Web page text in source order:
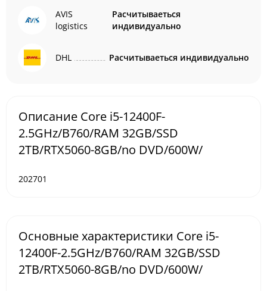
AVIS
logistics
Расчитываеться
индивидуально
DHL Расчитываеться индивидуально
Описание Core i5-12400F-
2.5GHz/B760/RAM 32GB/SSD
2TB/RTX5060-8GB/no DVD/600W/
202701
Основные характеристики Core i5-
12400F-2.5GHz/B760/RAM 32GB/SSD
2TB/RTX5060-8GB/no DVD/600W/